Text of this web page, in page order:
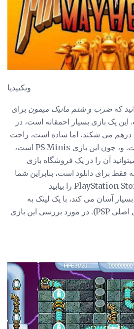
ویکیپدیا
ضرب و شتم مانیک میمون برای
یک بازی بسیار احمقانه است، در
درهم می شکند، اما ساده است، راحت
است و سرگرم کننده است. و، چون این بازی PS Minis است،
آن را در یک فروشگاه بازی
فقط برای دانلود است، بنابراین شما
باید چگونگی حرکت به PlayStation Store را بیابید
آسان می کند، با یک لینک به
فروشگاه درست در منوی اصلی PSP). در مورد بررسی این بازی